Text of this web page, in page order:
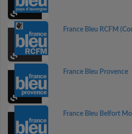
France Bleu RCFM
France Bleu Provence
France Bleu Belfort